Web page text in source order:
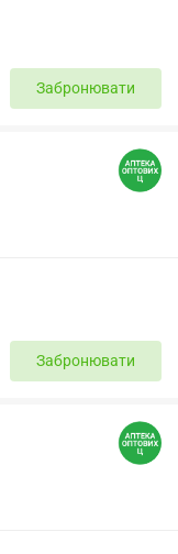
Забронювати
Забронювати